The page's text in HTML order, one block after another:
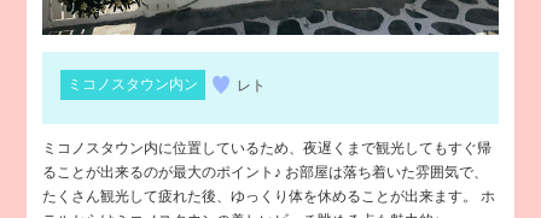
ミコノスタウン内ン レト
ミコノスタウン内に位置しているため、夜遅くまで観光してもすぐ帰
ることが出来るのが最大のポイント♪ お部屋は落ち着いた雰囲気で、
たくさん観光して疲れた後、ゆっくり体を休めることが出来ます。 ホ